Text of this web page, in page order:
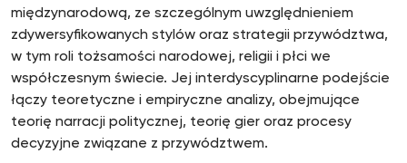
międzynarodową, ze szczególnym uwzględnieniem
zdywersyfikowanych stylów oraz strategii przywództwa,
w tym roli tożsamości narodowej, religii i płci we
współczesnym świecie. Jej interdyscyplinarne podejście
łączy teoretyczne i empiryczne analizy, obejmujące
teorię narracji politycznej, teorię gier oraz procesy
decyzyjne związane z przywództwem.